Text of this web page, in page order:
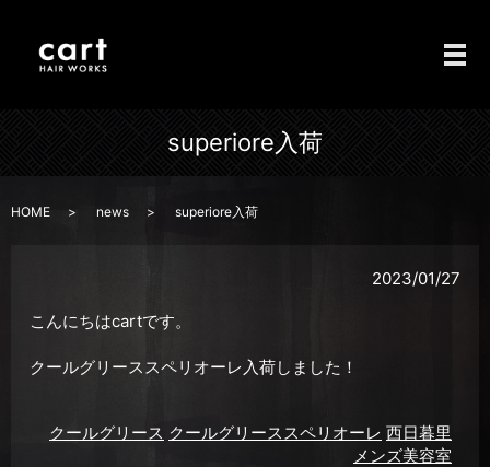
メ
superiore入荷
HOME news superiore入荷
2023/01/27
こんにちはcartです。
クールグリーススペリオーレ入荷しました！
クールグリース クールグリーススペリオーレ 西日暮里
メンズ美容室